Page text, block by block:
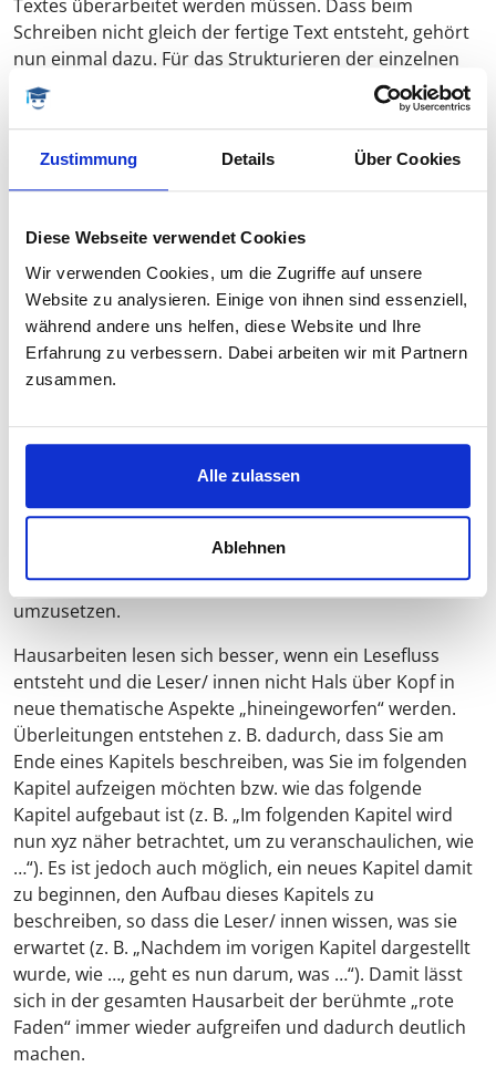
Zustimmung Details Über Cookies
Diese Webseite verwendet Cookies
Wir verwenden Cookies, um die Zugriffe auf unsere
Website zu analysieren. Einige von ihnen sind essenziell,
während andere uns helfen, diese Website und Ihre
Erfahrung zu verbessern. Dabei arbeiten wir mit Partnern
zusammen.
Alle zulassen
Ablehnen
Textes überarbeitet werden müssen. Dass beim
Schreiben nicht gleich der fertige Text entsteht, gehört
nun einmal dazu. Für das Strukturieren der einzelnen
Kapitel kann es sehr hilfreich sein, zu Beginn z. B.
stichpunktartig zu notieren, was in dem jeweiligen
lassen sich dann beim Schreiben schrittweise
abarbeiten.
Es empfiehlt sich, auf Überleitungen und eine
entsprechende Führung der Leser/ innen zu achten.
Denn Sie dürfen nicht vergessen, dass die Leser/ innen
nicht in Ihren Kopf schauen können, um zu erahnen,
mitteilen möchten. Nehmen Sie die Leser/ innen mit in
Ihre Gedankenwelt, denn in Hausarbeiten geht es auch
darum, immer wieder das eigene Vorgehen
argumentativ zu vertreten (Warum machen Sie das
der Leser/ innen bedeutet, die Wichtigkeit von
Überleitungssätzen zu erkennen und diese auch
umzusetzen.
Hausarbeiten lesen sich besser, wenn ein Lesefluss
entsteht und die Leser/ innen nicht Hals über Kopf in
neue thematische Aspekte „hineingeworfen“ werden.
Überleitungen entstehen z. B. dadurch, dass Sie am
Ende eines Kapitels beschreiben, was Sie im folgenden
Kapitel aufzeigen möchten bzw. wie das folgende
Kapitel aufgebaut ist (z. B. „Im folgenden Kapitel wird
nun xyz näher betrachtet, um zu veranschaulichen, wie
…“). Es ist jedoch auch möglich, ein neues Kapitel damit
zu beginnen, den Aufbau dieses Kapitels zu
beschreiben, so dass die Leser/ innen wissen, was sie
erwartet (z. B. „Nachdem im vorigen Kapitel dargestellt
wurde, wie …, geht es nun darum, was …“). Damit lässt
sich in der gesamten Hausarbeit der berühmte „rote
Faden“ immer wieder aufgreifen und dadurch deutlich
machen.